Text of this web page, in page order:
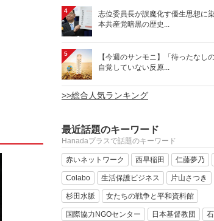
4
志位委員長が誤魔化す優生思想に
本共産党暗黒の歴史...
5
【今週のサンモニ】「待ったなし
自覚していない反原...
>>総合人気ランキング
最近話題のキーワード
Hanadaプラスで話題のキーワード
赤いネットワーク 西早稲田 仁藤夢乃
Colabo 生活保護ビジネス 片山さつき
杉田水脈 女たちの戦争と平和資料館
国際協力NGOセンター 日本基督教団